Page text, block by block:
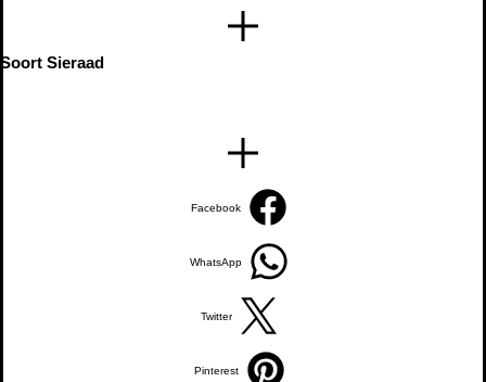
Soort Sieraad
Facebook
WhatsApp
Twitter
Pinterest